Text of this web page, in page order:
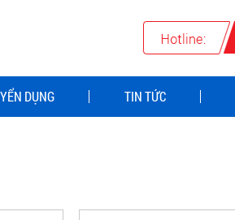
DỤNG TIN TỨC